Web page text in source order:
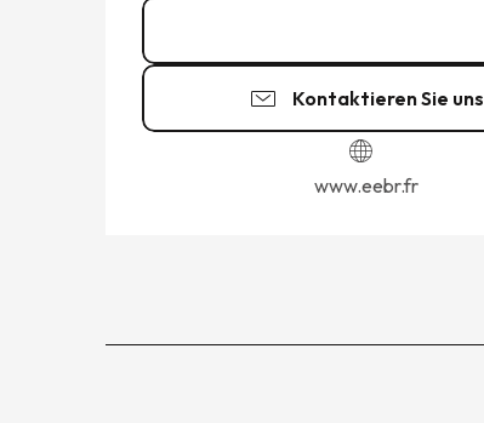
Kontaktieren Sie uns
www.eebr.fr